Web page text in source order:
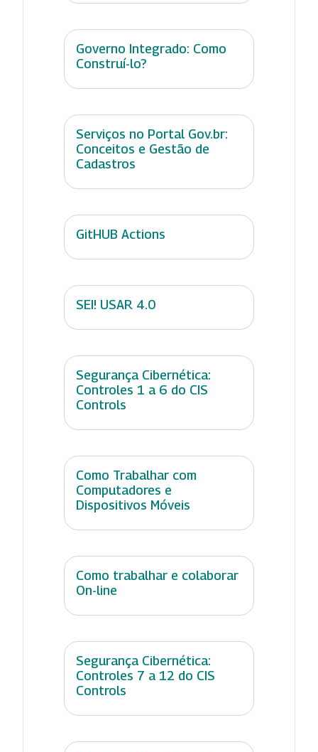
Governo Integrado: Como
Construí-lo?
Serviços no Portal Gov.br:
Conceitos e Gestão de
Cadastros
GitHUB Actions
SEI! USAR 4.0
Segurança Cibernética:
Controles 1 a 6 do CIS
Controls
Como Trabalhar com
Computadores e
Dispositivos Móveis
Como trabalhar e colaborar
On-line
Segurança Cibernética:
Controles 7 a 12 do CIS
Controls